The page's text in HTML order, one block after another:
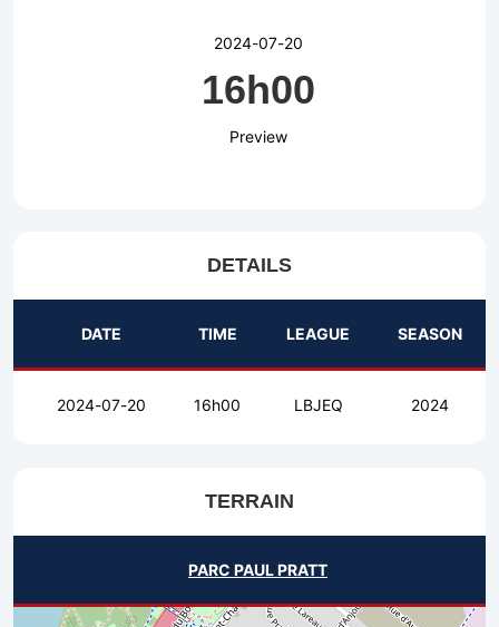
2024-07-20
16h00
Preview
DETAILS
DATE TIME LEAGUE SEASON
2024-07-20 16h00 LBJEQ 2024
TERRAIN
PARC PAUL PRATT